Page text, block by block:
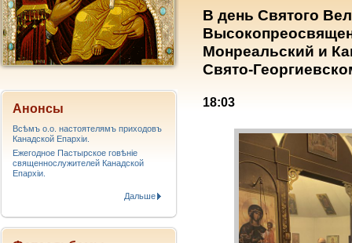
В день Святого
Монреальский и
Свято-
18:03
Анонсы
Всѣмъ о.о. настоятелямъ приходовъ
Канадской Епархiи.
Ежегодное Пастырское говѣніе
священнослужителей Канадской
Епархіи.
Дальше